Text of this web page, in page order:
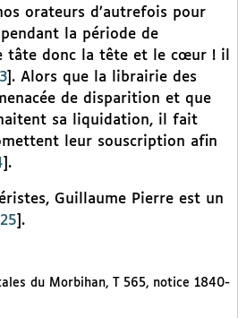
orateurs d’autrefois pour
la période de
tâte donc la tête et le cœur ! il
. Alors que la librairie des
de disparition et que
sa liquidation, il fait
leur souscription afin
.
Guillaume Pierre est un
25 .
du Morbihan, T 565, notice 1840-